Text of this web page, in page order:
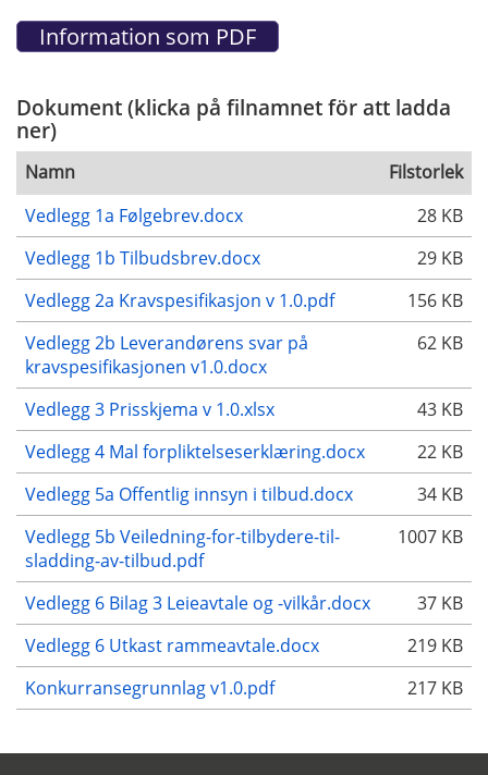
Dokument (klicka på filnamnet för att ladda
ner)
Namn
Filstorlek
Vedlegg 1a Følgebrev.docx
28 KB
Vedlegg 1b Tilbudsbrev.docx
29 KB
Vedlegg 2a Kravspesifikasjon v 1.0.pdf
156 KB
Vedlegg 2b Leverandørens svar på
kravspesifikasjonen v1.0.docx
62 KB
Vedlegg 3 Prisskjema v 1.0.xlsx
43 KB
Vedlegg 4 Mal forpliktelseserklæring.docx
22 KB
Vedlegg 5a Offentlig innsyn i tilbud.docx
34 KB
Vedlegg 5b Veiledning-for-tilbydere-til-
sladding-av-tilbud.pdf
1007 KB
Vedlegg 6 Bilag 3 Leieavtale og -vilkår.docx
37 KB
Vedlegg 6 Utkast rammeavtale.docx
219 KB
Konkurransegrunnlag v1.0.pdf
217 KB